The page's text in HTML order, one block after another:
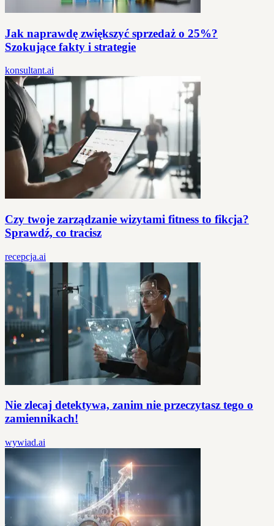
Jak naprawdę zwiększyć sprzedaż o 25%?
Szokujące fakty i strategie
konsultant.ai
Czy twoje zarządzanie wizytami fitness to fikcja?
Sprawdź, co tracisz
recepcja.ai
Nie zlecaj detektywa, zanim nie przeczytasz tego o
zamiennikach!
wywiad.ai